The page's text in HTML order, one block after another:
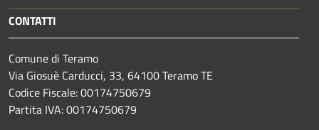
CONTATTI
Comune di Teramo
Via Giosuè Carducci, 33, 64100 Teramo TE
Codice Fiscale: 00174750679
Partita IVA: 00174750679